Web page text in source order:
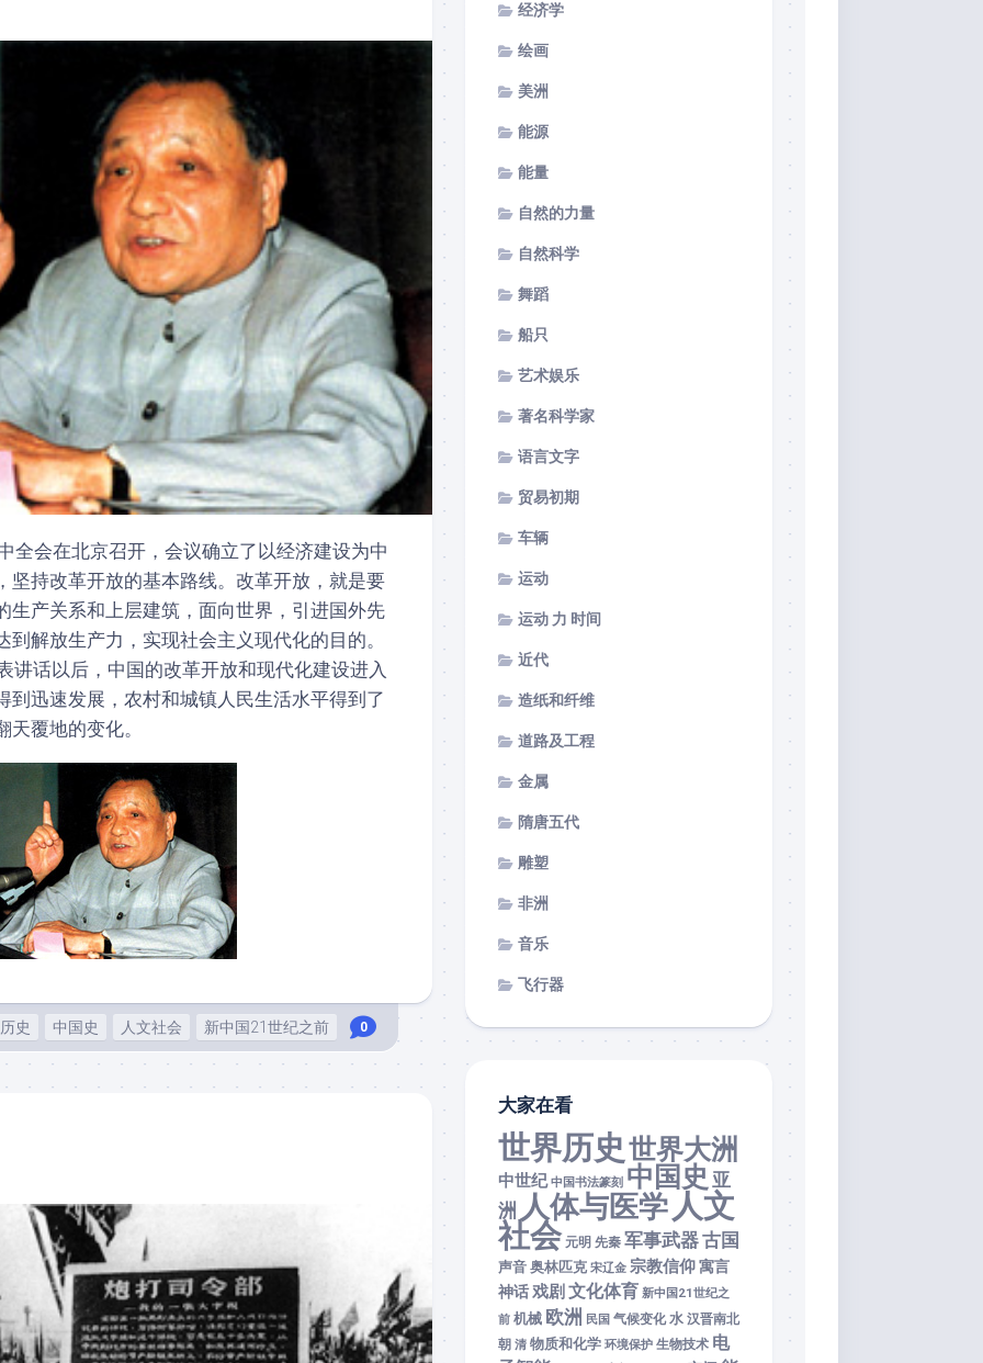
全会在北京召开，会议确立了以经济建设为中
坚持改革开放的基本路线。改革开放，就是要
生产关系和上层建筑，面向世界，引进国外先
解放生产力，实现社会主义现代化的目的。
讲话以后，中国的改革开放和现代化建设进入
到迅速发展，农村和城镇人民生活水平得到了
覆地的变化。
史 中国史 人文社会 新中国21世纪之前 0
经济学
绘画
美洲
能源
能量
自然的力量
自然科学
舞蹈
船只
艺术娱乐
著名科学家
语言文字
贸易初期
车辆
运动
运动 力 时间
近代
造纸和纤维
道路及工程
金属
隋唐五代
雕塑
非洲
音乐
飞行器
大家在看
世界历史 世界大洲
中世纪 中国书法篆刻 中国史 亚
洲 人体与医学人文
社会 元明 先秦 军事武器古国
声音 奥林匹克 宋辽金 宗教信仰寓言
神话戏剧 文化体育 新中国21世纪之
前 机械 欧洲 民国 气候变化 水 汉晋南北
朝 清 物质和化学 环境保护 生物技术 电